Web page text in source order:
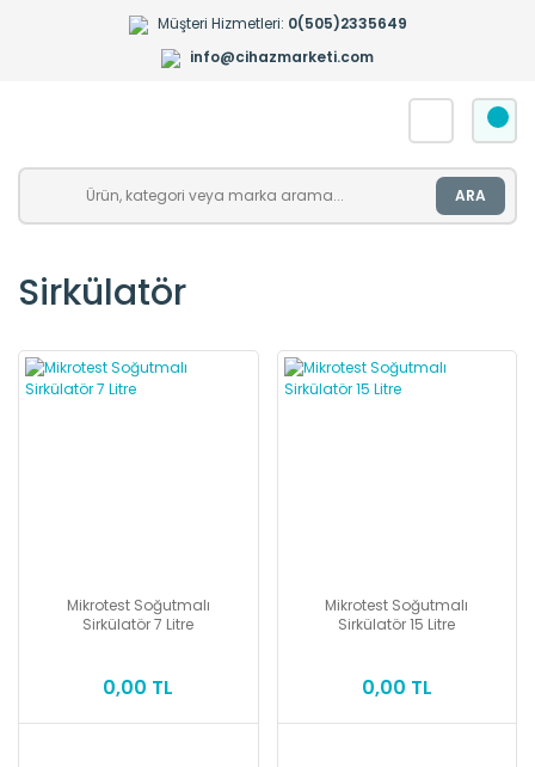
Müşteri Hizmetleri: 0(505)2335649
info@cihazmarketi.com
ARA
Sirkülatör
Mikrotest Soğutmalı
Sirkülatör 7 Litre
0,00 TL
Mikrotest Soğutmalı
Sirkülatör 15 Litre
0,00 TL